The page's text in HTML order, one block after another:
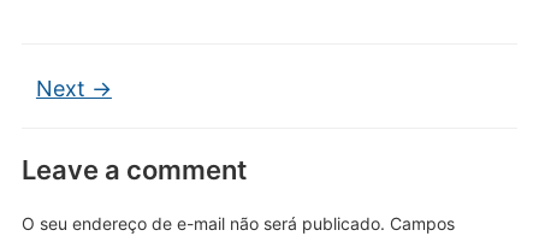
Next →
Leave a comment
O seu endereço de e-mail não será publicado. Campos